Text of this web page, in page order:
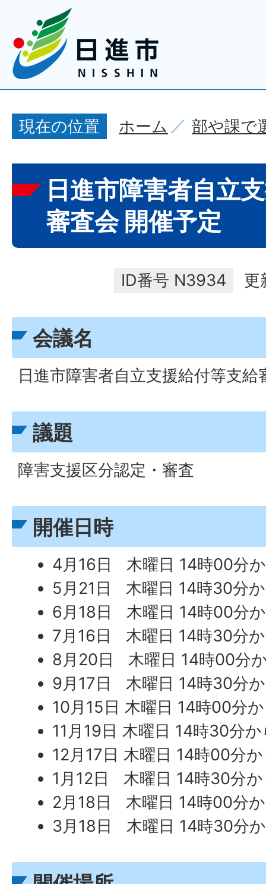
現在の位置 ホーム 部や課で
日進市障害者自立
審査会 開催予定
ID番号 N3934 更
会議名
日進市障害者自立支援給付等支給
議題
障害支援区分認定・審査
開催日時
4月16日 木曜日 14時00分
5月21日 木曜日 14時30分
6月18日 木曜日 14時00分
7月16日 木曜日 14時30分
8月20日 木曜日 14時00分
9月17日 木曜日 14時30分
10月15日 木曜日 14時00分
11月19日 木曜日 14時30分
12月17日 木曜日 14時00分
1月12日 木曜日 14時30分
2月18日 木曜日 14時00分
3月18日 木曜日 14時30分